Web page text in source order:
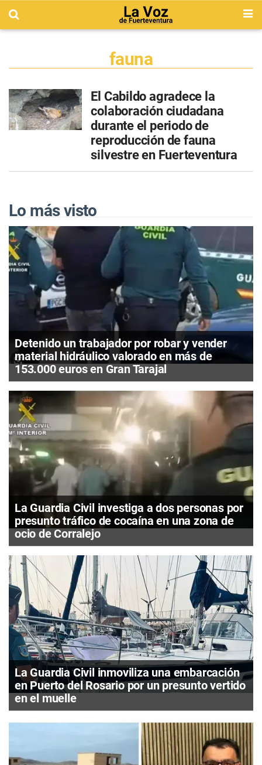
fauna
El Cabildo agradece la
colaboración ciudadana
durante el periodo de
reproducción de fauna
silvestre en Fuerteventura
Lo más visto
Detenido un trabajador por robar y vender
material hidráulico valorado en más de
153.000 euros en Gran Tarajal
La Guardia Civil investiga a dos personas por
presunto tráfico de cocaína en una zona de
ocio de Corralejo
La Guardia Civil inmoviliza una embarcación
en Puerto del Rosario por un presunto vertido
en el muelle